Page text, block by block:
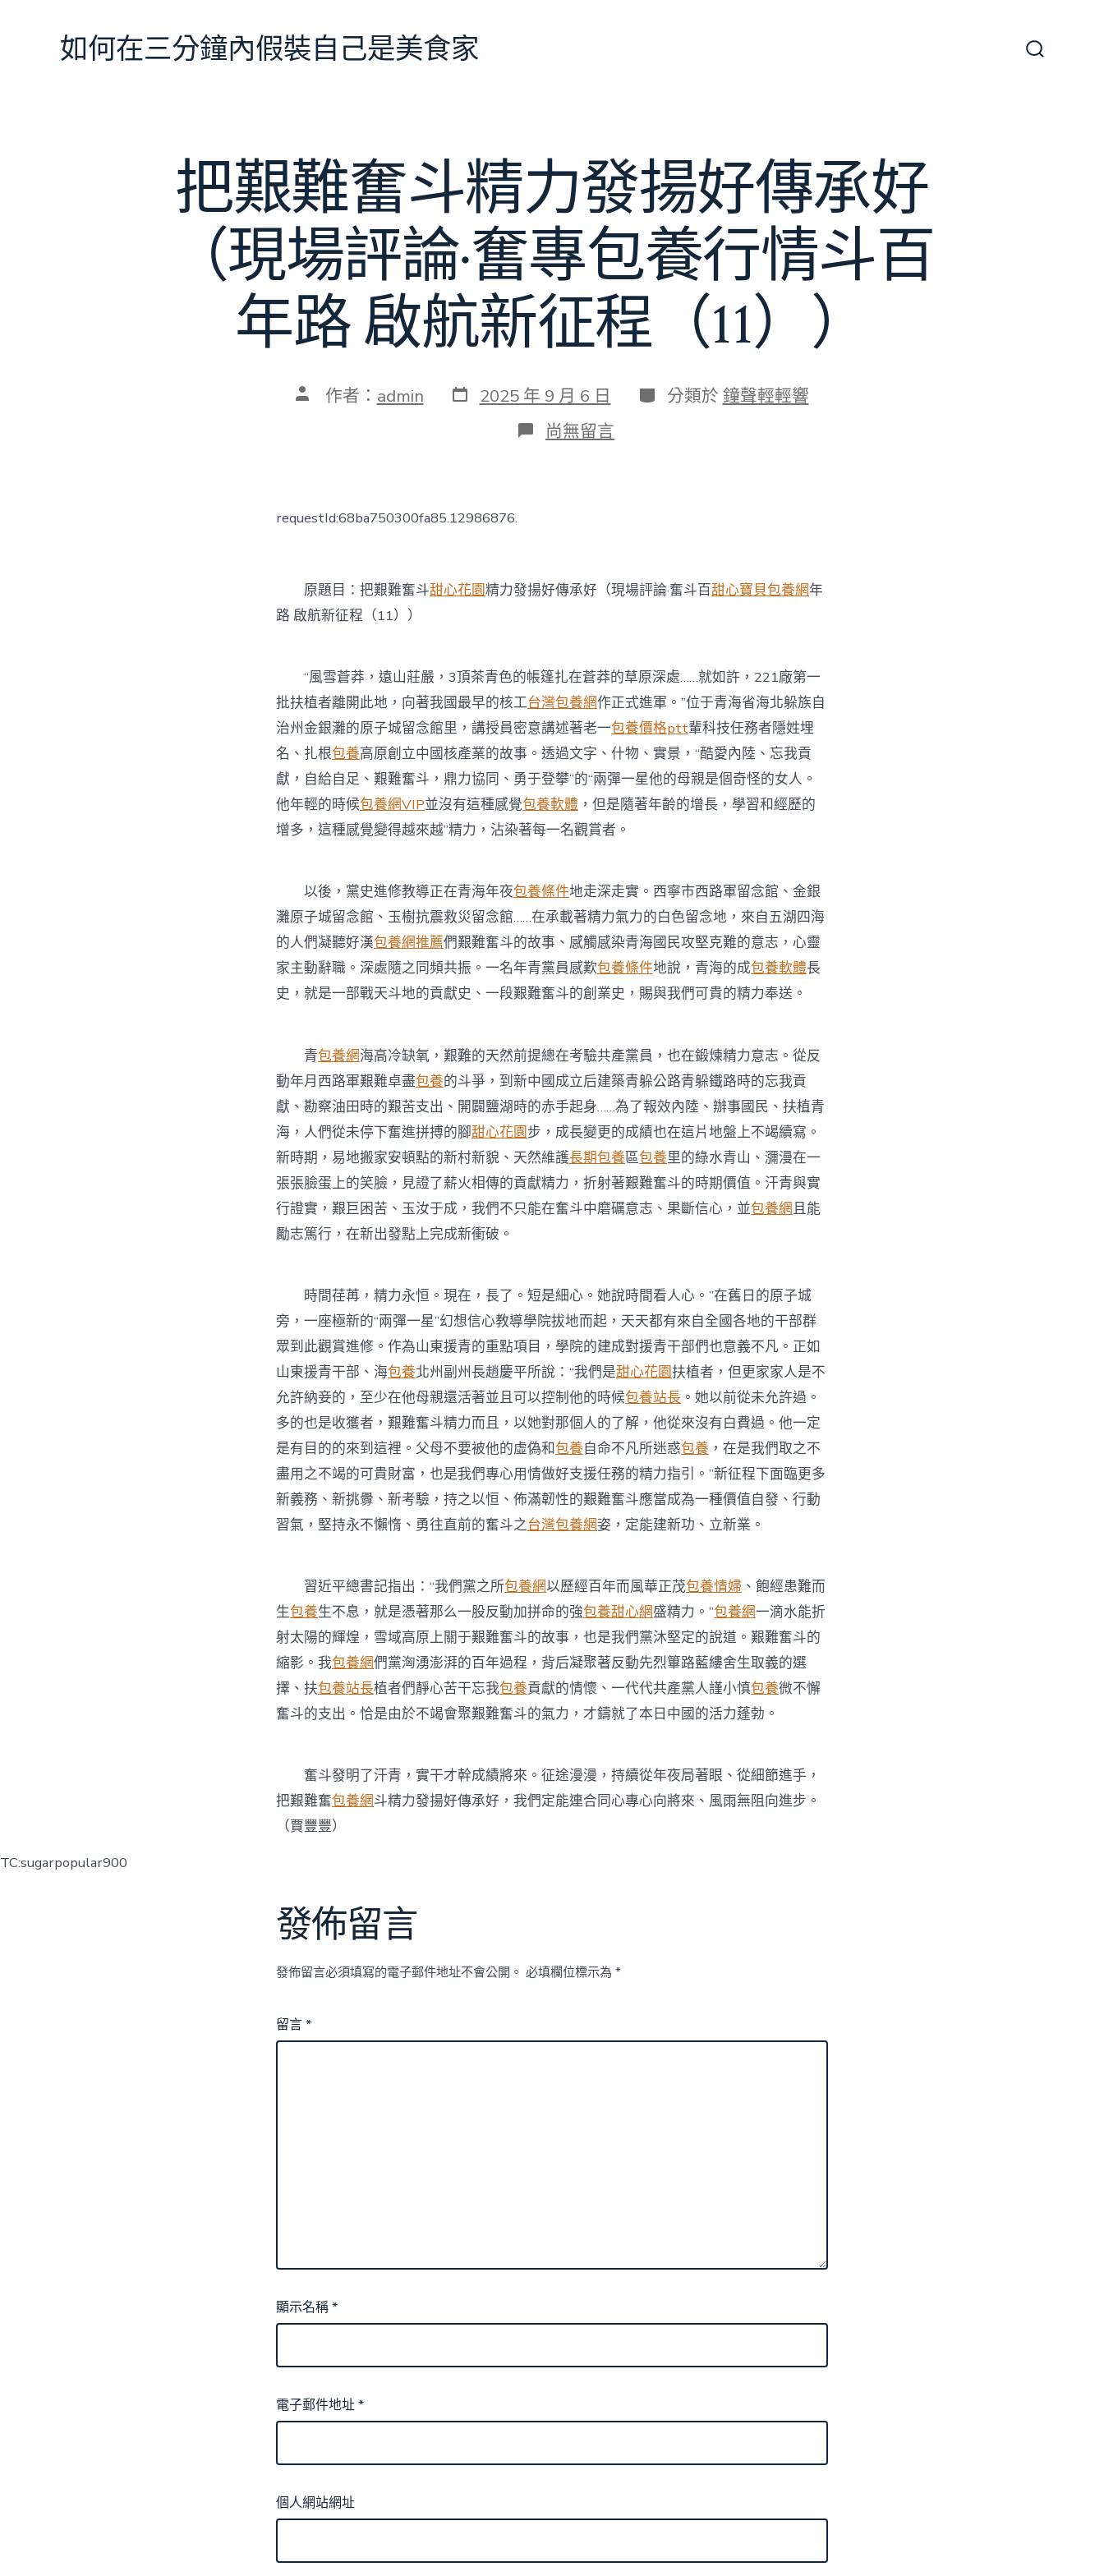
如何在三分鐘內假裝自己是美食家
把艱難奮斗精力發揚好傳承好
（現場評論·奮專包養行情斗百
年路 啟航新征程（11））
文 作者： admin 發
表
2025 年 9 月 6 日 分
類
分類於 鐘聲輕輕響
在
〈把
揚
好
場
評
論
·
奮
專
包
養
行
情
斗
路
啟
航
新
征
程
（11））〉
中
尚無留言
requestId:68ba750300fa85.12986876.
原題目：把艱難奮斗甜心花園精力發揚好傳承好（現場評論·奮斗百甜心寶貝包養網年
路 啟航新征程（11））
“風雪蒼莽，遠山莊嚴，3頂茶青色的帳篷扎在蒼莽的草原深處……就如許，221廠第一
批扶植者離開此地，向著我國最早的核工台灣包養網作正式進軍。”位于青海省海北躲族自
治州金銀灘的原子城留念館里，講授員密意講述著老一包養價格ptt輩科技任務者隱姓埋
名、扎根包養高原創立中國核產業的故事。透過文字、什物、實景，“酷愛內陸、忘我貢
獻，自給自足、艱難奮斗，鼎力協同、勇于登攀”的“兩彈一星他的母親是個奇怪的女人。
他年輕的時候包養網VIP並沒有這種感覺包養軟體 ，但是隨著年齡的增長，學習和經歷的
增多，這種感覺變得越來越”精力，沾染著每一名觀賞者。
以後，黨史進修教導正在青海年夜包養條件地走深走實。西寧市西路軍留念館、金銀
灘原子城留念館、玉樹抗震救災留念館……在承載著精力氣力的白色留念地，來自五湖四海
的人們凝聽好漢包養網推薦們艱難奮斗的故事、感觸感染青海國民攻堅克難的意志，心靈
家主動辭職。深處隨之同頻共振。一名年青黨員感歎包養條件地說，青海的成包養軟體長
史，就是一部戰天斗地的貢獻史、一段艱難奮斗的創業史，賜與我們可貴的精力奉送。
青包養網海高冷缺氧，艱難的天然前提總在考驗共產黨員，也在鍛煉精力意志。從反
動年月西路軍艱難卓盡包養的斗爭，到新中國成立后建築青躲公路青躲鐵路時的忘我貢
獻、勘察油田時的艱苦支出、開闢鹽湖時的赤手起身……為了報效內陸、辦事國民、扶植青
海，人們從未停下奮進拼搏的腳甜心花園步，成長變更的成績也在這片地盤上不竭續寫。
新時期，易地搬家安頓點的新村新貌、天然維護長期包養區包養里的綠水青山、瀰漫在一
張張臉蛋上的笑臉，見證了薪火相傳的貢獻精力，折射著艱難奮斗的時期價值。汗青與實
行證實，艱巨困苦、玉汝于成，我們不只能在奮斗中磨礪意志、果斷信心，並包養網且能
勵志篤行，在新出發點上完成新衝破。
時間荏苒，精力永恒。現在，長了。短是細心。她說時間看人心。”在舊日的原子城
旁，一座極新的“兩彈一星”幻想信心教導學院拔地而起，天天都有來自全國各地的干部群
眾到此觀賞進修。作為山東援青的重點項目，學院的建成對援青干部們也意義不凡。正如
山東援青干部、海包養北州副州長趙慶平所說：“我們是甜心花園扶植者，但更家家人是不
允許納妾的，至少在他母親還活著並且可以控制他的時候包養站長 。她以前從未允許過。
多的也是收獲者，艱難奮斗精力而且，以她對那個人的了解，他從來沒有白費過。他一定
是有目的的來到這裡。父母不要被他的虛偽和包養自命不凡所迷惑包養 ，在是我們取之不
盡用之不竭的可貴財富，也是我們專心用情做好支援任務的精力指引。”新征程下面臨更多
新義務、新挑釁、新考驗，持之以恒、佈滿韌性的艱難奮斗應當成為一種價值自發、行動
習氣，堅持永不懶惰、勇往直前的奮斗之台灣包養網姿，定能建新功、立新業。
習近平總書記指出：“我們黨之所包養網以歷經百年而風華正茂包養情婦 、飽經患難而
生包養生不息，就是憑著那么一股反動加拼命的強包養甜心網盛精力。”包養網一滴水能折
射太陽的輝煌，雪域高原上關于艱難奮斗的故事，也是我們黨沐堅定的說道。艱難奮斗的
縮影。我包養網們黨洶湧澎湃的百年過程，背后凝聚著反動先烈篳路藍縷舍生取義的選
擇、扶包養站長植者們靜心苦干忘我包養貢獻的情懷、一代代共產黨人謹小慎包養微不懈
奮斗的支出。恰是由於不竭會聚艱難奮斗的氣力，才鑄就了本日中國的活力蓬勃。
奮斗發明了汗青，實干才幹成績將來。征途漫漫，持續從年夜局著眼、從細節進手，
把艱難奮包養網斗精力發揚好傳承好，我們定能連合同心專心向將來、風雨無阻向進步。
（賈豐豐）
TC:sugarpopular900
發佈留言
發佈留言必須填寫的電子郵件地址不會公開。 必填欄位標示為 *
留言*
顯示名稱*
電子郵件地址*
個人網站網址